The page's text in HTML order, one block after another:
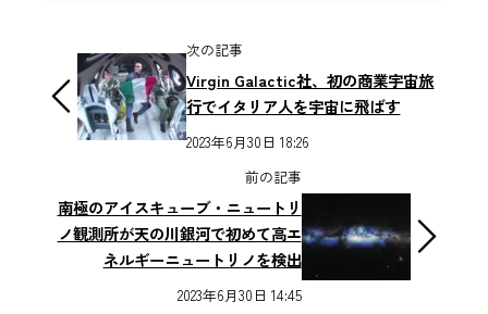
次の記事
Virgin Galactic社、初の商業宇宙旅
行でイタリア人を宇宙に飛ばす
2023年6月30日 18:26
前の記事
南極のアイスキューブ・ニュートリ
ノ観測所が天の川銀河で初めて高エ
ネルギーニュートリノを検出
2023年6月30日 14:45